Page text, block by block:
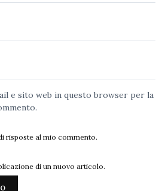
e sito web in questo browser per la
risposte al mio commento.
di un nuovo articolo.